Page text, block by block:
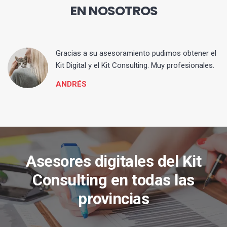
EN NOSOTROS
Gracias a su asesoramiento pudimos obtener el
Kit Digital y el Kit Consulting. Muy profesionales.
ANDRÉS
Asesores digitales del Kit
Consulting en todas las
provincias